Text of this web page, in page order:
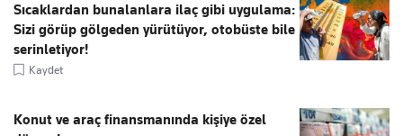
Sıcaklardan bunalanlara ilaç gibi uygulama:
Sizi görüp gölgeden yürütüyor, otobüste bile
serinletiyor!
Kaydet
Konut ve araç finansmanında kişiye özel